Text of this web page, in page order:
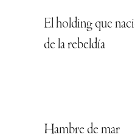
El holding que
de la rebeldía
Hambre de mar